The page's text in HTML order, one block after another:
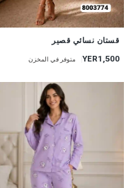
قستان نسائي قصير
YER1,500 متوفر في المخزن